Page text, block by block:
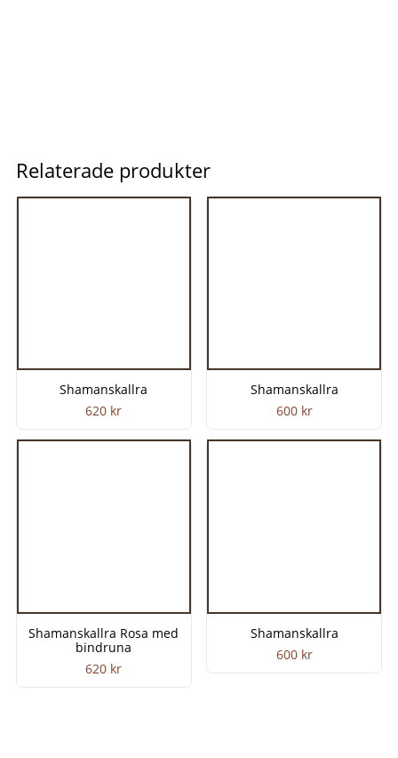
Relaterade produkter
Shamanskallra
620 kr
Shamanskallra
600 kr
Shamanskallra Rosa med
bindruna
620 kr
Shamanskallra
600 kr